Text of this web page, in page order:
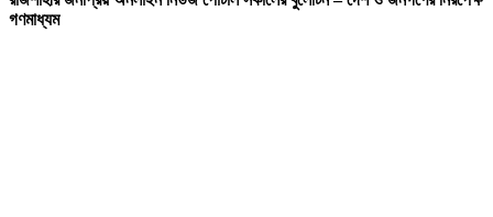
গণমাধ্যম